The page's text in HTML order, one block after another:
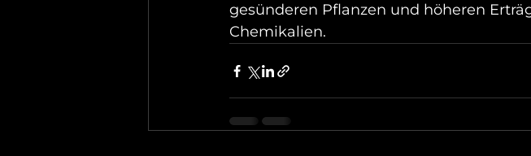
gesünderen Pflanzen und höheren
Chemikalien.